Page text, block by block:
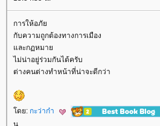
การให้อภั
กับความถูกต้องทางการเมือง
ละกฏหมา
ไม่น่าอยู่ร่วมกันได้ครับ
ต่างคนต่างทำหน้าที่น่าจะดีกว่า
ดย: กะว่าก๋า
น.